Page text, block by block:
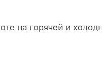
на горячей и